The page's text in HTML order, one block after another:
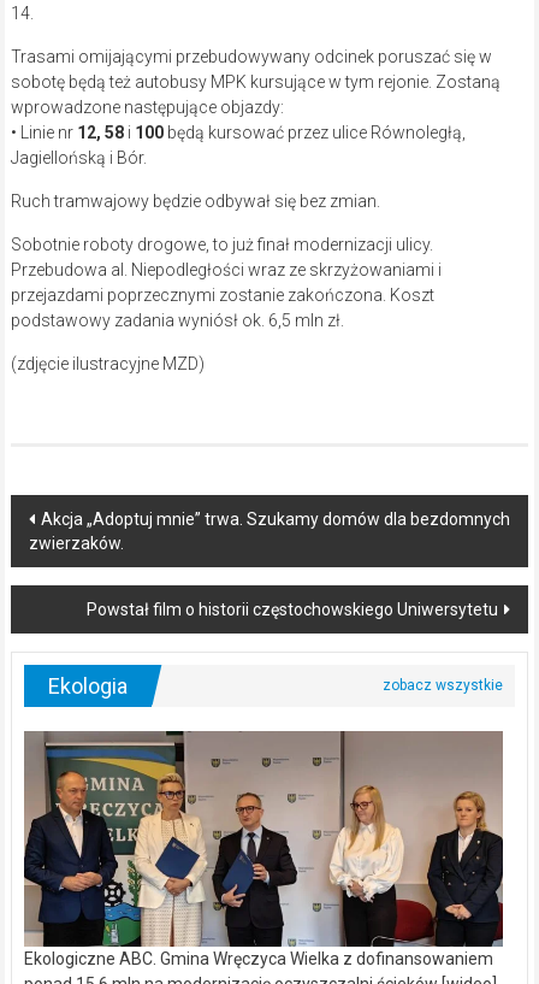
14.
Trasami omijającymi przebudowywany odcinek poruszać się w
sobotę będą też autobusy MPK kursujące w tym rejonie. Zostaną
wprowadzone następujące objazdy:
• Linie nr 12, 58i 100 będą kursować przez ulice Równoległą,
Jagiellońską i Bór.
Ruch tramwajowy będzie odbywał się bez zmian.
Sobotnie roboty drogowe, to już finał modernizacji ulicy.
Przebudowa al. Niepodległości wraz ze skrzyżowaniami i
przejazdami poprzecznymi zostanie zakończona. Koszt
podstawowy zadania wyniósł ok. 6,5 mln zł.
(zdjęcie ilustracyjne MZD)
Post
navigation
Akcja „Adoptuj mnie” trwa. Szukamy domów dla bezdomnych
zwierzaków.
Powstał film o historii częstochowskiego Uniwersytetu
Ekologia
Ekologiczne ABC. Gmina Wręczyca Wielka z dofinansowaniem